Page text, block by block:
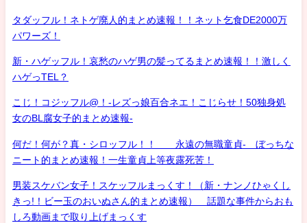
タダッフル！ネトゲ廃人的まとめ速報！！ネット乞食DE2000万
パワーズ！
新・ハゲッフル！哀愁のハゲ男の髪ってるまとめ速報！！激しく
ハゲっTEL？
こじ！コジッフル@！-レズっ娘百合ネエ！こじらせ！50独身処
女のBL腐女子的まとめ速報-
何だ！何が？真・シロッフル！！ 永遠の無職童貞- ぼっちな
ニート的まとめ速報！一生童貞上等夜露死苦！
男装スケバン女子！スケッフルまっくす！（新・ナンノひゃくし
きっ!！ビー玉のおいぬさん的まとめ速報） 話題な事件からおも
しろ動画まで取り上げまっくす